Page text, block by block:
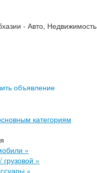
- Авто, Недвижимость
объявление
категориям
»
»
»